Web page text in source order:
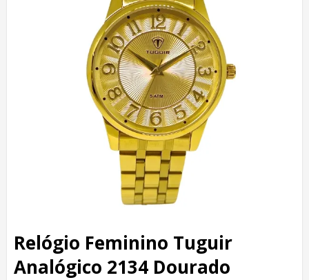
Relógio Feminino Tuguir
Analógico 2134 Dourado